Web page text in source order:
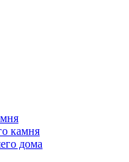
камня
дома